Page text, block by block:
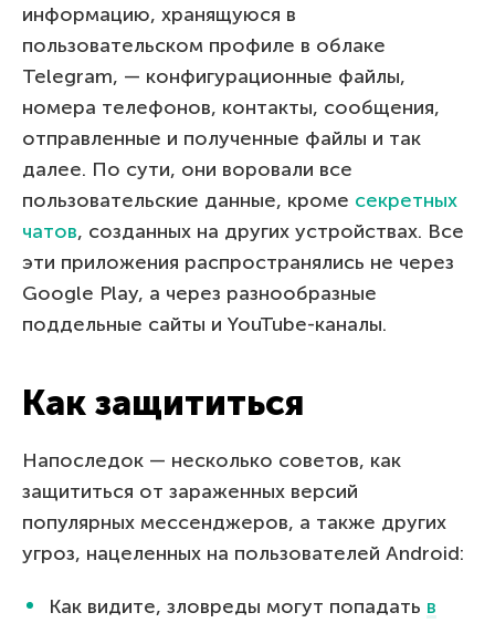
информацию, хранящуюся в
пользовательском профиле в облаке
Telegram, — конфигурационные файлы,
номера телефонов, контакты, сообщения,
отправленные и полученные файлы и так
далее. По сути, они воровали все
пользовательские данные, кроме секретных
чатов, созданных на других устройствах. Все
эти приложения распространялись не через
Google Play, а через разнообразные
поддельные сайты и YouTube-каналы.
Как защититься
Напоследок — несколько советов, как
защититься от зараженных версий
популярных мессенджеров, а также других
угроз, нацеленных на пользователей Android:
Как видите, зловреды могут попадать в